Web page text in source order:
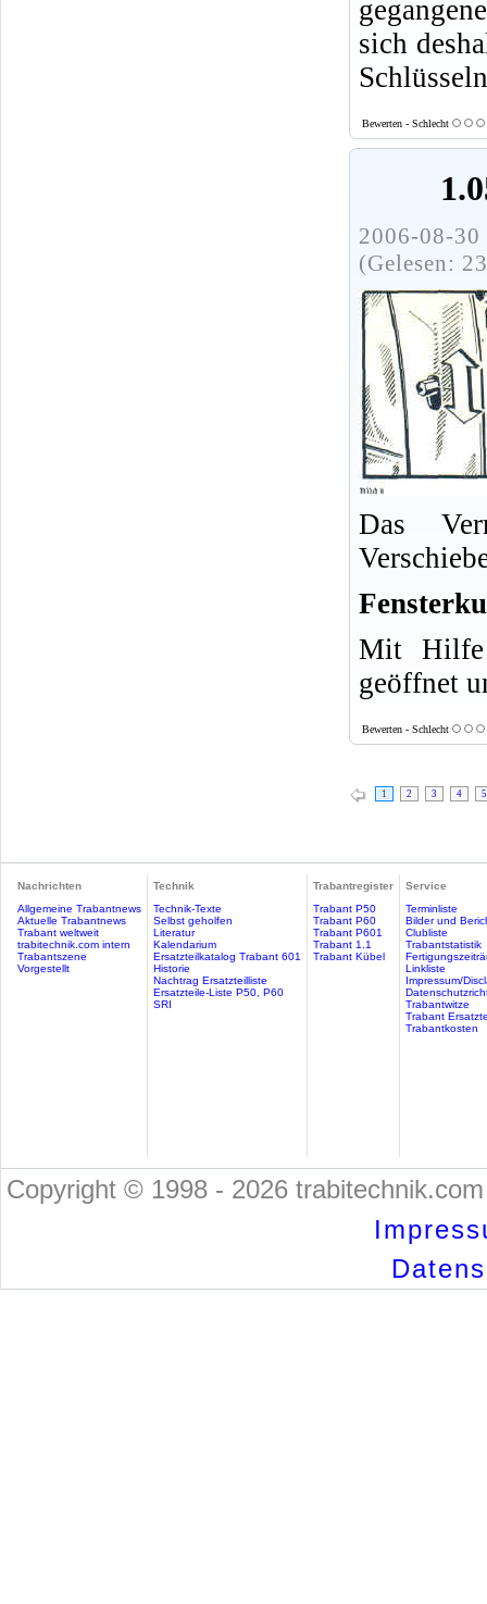
sich
Bewerten - Schlecht
2006-08-
(Gelesen:
Das
Mit Hilfe
geöffnet
Bewerten - Schlecht
1 2 3 4 5
Nachrichten
Allgemeine Trabantnews
Aktuelle Trabantnews
Trabant weltweit
trabitechnik.com intern
Trabantszene
Vorgestellt
Technik
Technik-Texte
Selbst geholfen
Literatur
Kalendarium
Ersatzteilkatalog Trabant 601
Historie
Nachtrag Ersatzteilliste
Ersatzteile-Liste P50, P60
SRI
Trabantregister
Trabant P50
Trabant P60
Trabant P601
Trabant 1.1
Trabant Kübel
Service
Terminliste
Bilder und
Clubliste
Trabantstatistik
Linkliste
Impressum/
Trabantwitze
Trabant
Trabantkosten
Copyright © 1998 - 2026